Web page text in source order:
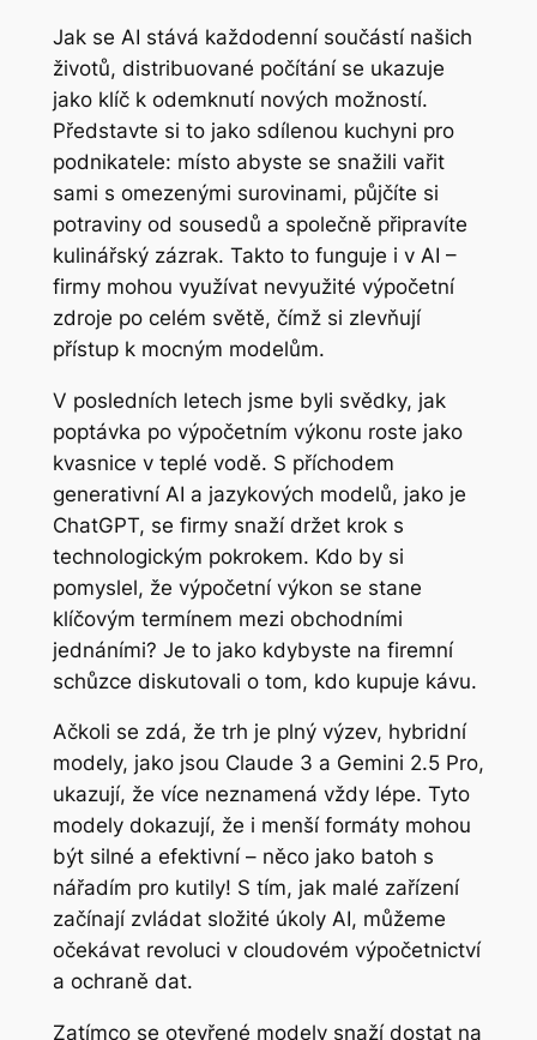
Jak se AI stává každodenní součástí našich
životů, distribuované počítání se ukazuje
jako klíč k odemknutí nových možností.
Představte si to jako sdílenou kuchyni pro
podnikatele: místo abyste se snažili vařit
sami s omezenými surovinami, půjčíte si
potraviny od sousedů a společně připravíte
kulinářský zázrak. Takto to funguje i v AI –
firmy mohou využívat nevyužité výpočetní
zdroje po celém světě, čímž si zlevňují
přístup k mocným modelům.
V posledních letech jsme byli svědky, jak
poptávka po výpočetním výkonu roste jako
kvasnice v teplé vodě. S příchodem
generativní AI a jazykových modelů, jako je
ChatGPT, se firmy snaží držet krok s
technologickým pokrokem. Kdo by si
pomyslel, že výpočetní výkon se stane
klíčovým termínem mezi obchodními
jednáními? Je to jako kdybyste na firemní
schůzce diskutovali o tom, kdo kupuje kávu.
Ačkoli se zdá, že trh je plný výzev, hybridní
modely, jako jsou Claude 3 a Gemini 2.5 Pro,
ukazují, že více neznamená vždy lépe. Tyto
modely dokazují, že i menší formáty mohou
být silné a efektivní – něco jako batoh s
nářadím pro kutily! S tím, jak malé zařízení
začínají zvládat složité úkoly AI, můžeme
očekávat revoluci v cloudovém výpočetnictví
a ochraně dat.
Zatímco se otevřené modely snaží dostat na